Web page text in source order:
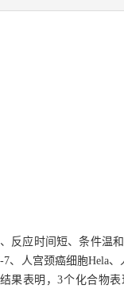
反应时间短、条件温
人宫颈癌细胞Hela、
果表明，3个化合物